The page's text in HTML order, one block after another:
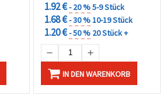
1.92 €- 20 %5-9 Stück
1.68 €- 30 %10-19 Stück
1.20 €- 50 % 20 Stück +
IN DEN WARENKORB